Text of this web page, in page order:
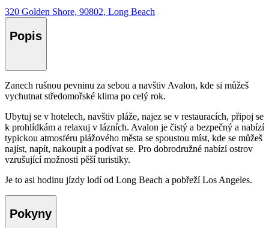
320 Golden Shore, 90802, Long Beach
Popis
Zanech rušnou pevninu za sebou a navštiv Avalon, kde si můžeš
vychutnat středomořské klima po celý rok.
Ubytuj se v hotelech, navštiv pláže, najez se v restauracích, připoj se
k prohlídkám a relaxuj v lázních. Avalon je čistý a bezpečný a nabízí
typickou atmosféru plážového města se spoustou míst, kde se můžeš
najíst, napít, nakoupit a podívat se. Pro dobrodružné nabízí ostrov
vzrušující možnosti pěší turistiky.
Je to asi hodinu jízdy lodí od Long Beach a pobřeží Los Angeles.
Pokyny